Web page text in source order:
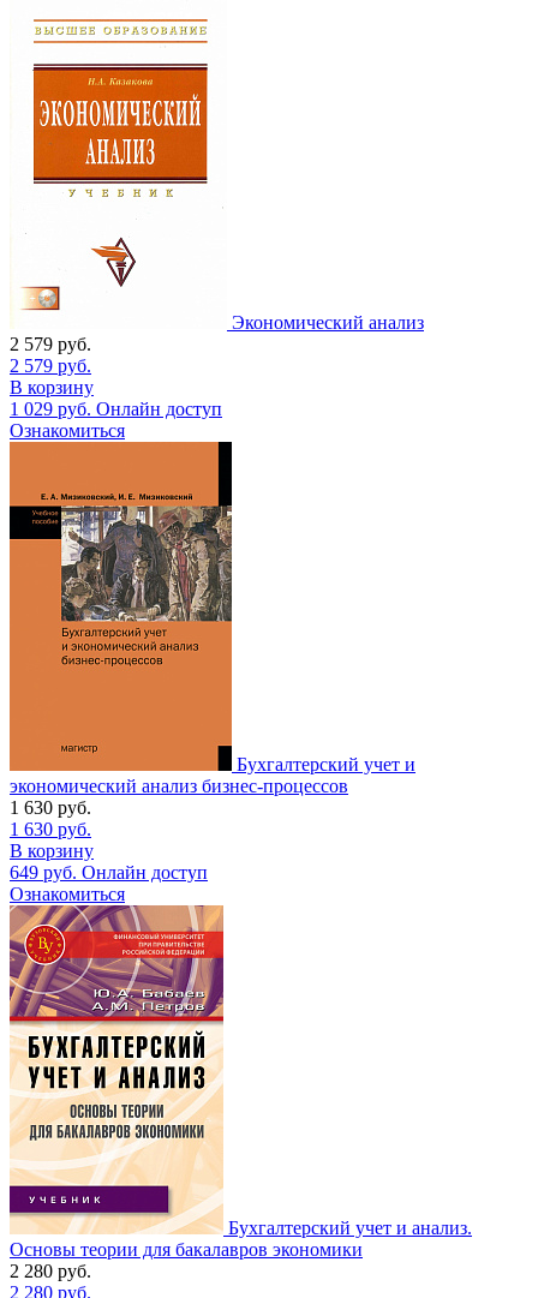
Экономический анализ
2 579 руб.
2 579 руб.
В корзину
1 029 руб. Онлайн доступ
Ознакомиться
Бухгалтерский учет и
экономический анализ бизнес-процессов
1 630 руб.
1 630 руб.
В корзину
649 руб. Онлайн доступ
Ознакомиться
Бухгалтерский учет и анализ.
Основы теории для бакалавров экономики
2 280 руб.
2 280 руб.